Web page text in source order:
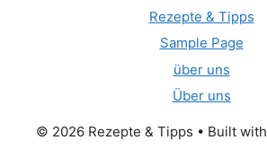
Rezepte & Tipps
Sample Page
über uns
Über uns
© 2026 Rezepte & Tipps • Built with